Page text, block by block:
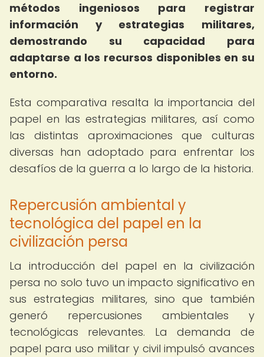
métodos ingeniosos para registrar
información y estrategias militares,
demostrando su capacidad para
adaptarse a los recursos disponibles en su
entorno.
Esta comparativa resalta la importancia del
papel en las estrategias militares, así como
las distintas aproximaciones que culturas
diversas han adoptado para enfrentar los
desafíos de la guerra a lo largo de la historia.
Repercusión ambiental y
tecnológica del papel en la
civilización persa
La introducción del papel en la civilización
persa no solo tuvo un impacto significativo en
sus estrategias militares, sino que también
generó repercusiones ambientales y
tecnológicas relevantes. La demanda de
papel para uso militar y civil impulsó avances